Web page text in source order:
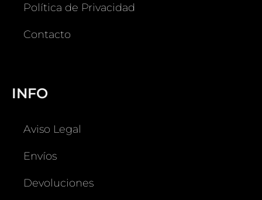
Política de Privacidad
Contacto
INFO
Aviso Legal
Envíos
Devoluciones